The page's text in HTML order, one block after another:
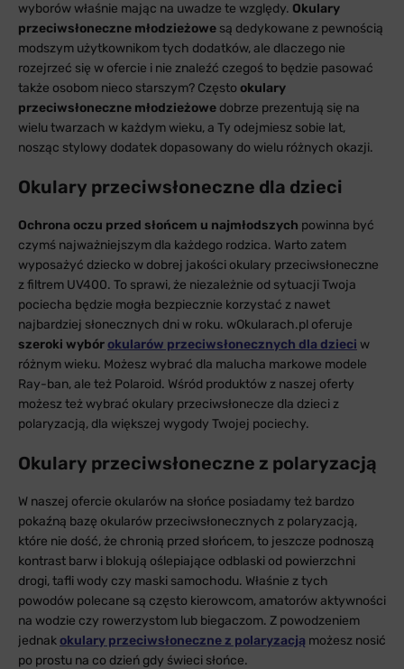
wyborów właśnie mając na uwadze te względy. Okulary
przeciwsłoneczne młodzieżowe są dedykowane z pewnością
modszym użytkownikom tych dodatków, ale dlaczego nie
rozejrzeć się w ofercie i nie znaleźć czegoś to będzie pasować
także osobom nieco starszym? Często okulary
przeciwsłoneczne młodzieżowe dobrze prezentują się na
wielu twarzach w każdym wieku, a Ty odejmiesz sobie lat,
nosząc stylowy dodatek dopasowany do wielu różnych okazji.
Okulary przeciwsłoneczne dla dzieci
Ochrona oczu przed słońcem u najmłodszych powinna być
czymś najważniejszym dla każdego rodzica. Warto zatem
wyposażyć dziecko w dobrej jakości okulary przeciwsłoneczne
z filtrem UV400. To sprawi, że niezależnie od sytuacji Twoja
pociecha będzie mogła bezpiecznie korzystać z nawet
najbardziej słonecznych dni w roku. wOkularach.pl oferuje
szeroki wybórokularów przeciwsłonecznych dla dzieci w
różnym wieku. Możesz wybrać dla malucha markowe modele
Ray-ban, ale też Polaroid. Wśród produktów z naszej oferty
możesz też wybrać okulary przeciwsłonecze dla dzieci z
polaryzacją, dla większej wygody Twojej pociechy.
Okulary przeciwsłoneczne z polaryzacją
W naszej ofercie okularów na słońce posiadamy też bardzo
pokaźną bazę okularów przeciwsłonecznych z polaryzacją,
które nie dość, że chronią przed słońcem, to jeszcze podnoszą
kontrast barw i blokują oślepiające odblaski od powierzchni
drogi, tafli wody czy maski samochodu. Właśnie z tych
powodów polecane są często kierowcom, amatorów aktywności
na wodzie czy rowerzystom lub biegaczom. Z powodzeniem
jednakokulary przeciwsłoneczne z polaryzacją możesz nosić
po prostu na co dzień gdy świeci słońce.